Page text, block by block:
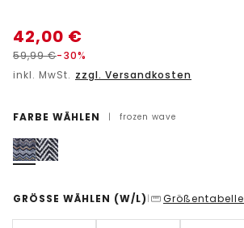
42,00 €
59,99€-30%
inkl. MwSt. zzgl. Versandkosten
FARBE WÄHLEN | frozen wave
GRÖSSE WÄHLEN (W/L) | Größentabelle